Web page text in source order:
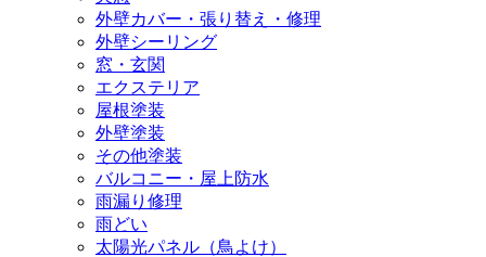
外壁カバー・張り替え・修理
外壁シーリング
窓・玄関
エクステリア
屋根塗装
外壁塗装
その他塗装
バルコニー・屋上防水
雨漏り修理
雨どい
太陽光パネル（鳥よけ）